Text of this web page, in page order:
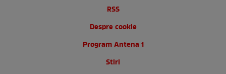
RSS
Despre cookie
Program Antena 1
Stiri